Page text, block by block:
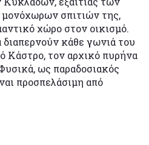
σπιτιών της,
χώρο στον οικισμό.
κάθε γωνιά του
Κάστρο, τον αρχικό πυρήνα
ως παραδοσιακός
προσπελάσιμη από